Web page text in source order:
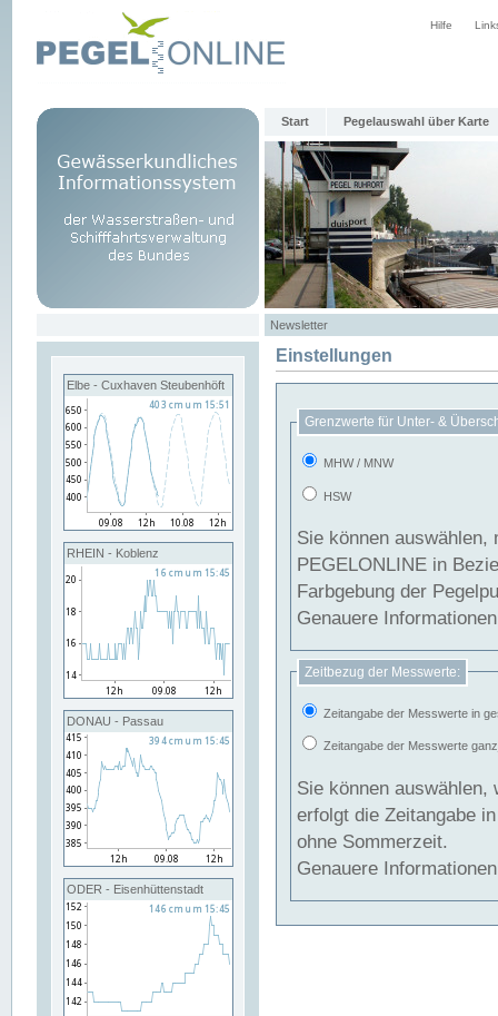
Hilfe
Start Pegelauswahl über Karte
Newsletter
Elbe - Cuxhaven Steubenhöft
RHEIN - Koblenz
DONAU - Passau
ODER - Eisenhüttenstadt
Einstellungen
Grenzwerte für Unter- &
MHW / MNW
HSW
Sie können
PEGELONLINE in Beziehung
Farbgebung der
Genauere
Zeitbezug der Messwerte:
Zeitangabe der Messwerte in
Zeitangabe der Messwerte
Sie können auswählen,
erfolgt die Zeitangabe
ohne Sommerzeit.
Genauere